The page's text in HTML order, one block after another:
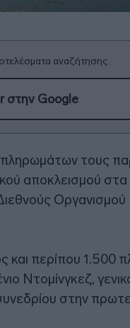
αναζήτησης.
στην Google
πληρωμάτων τους
αποκλεισμού στα
Οργανισμού
περίπου 1.500
Ντομίνγκεζ,
στην